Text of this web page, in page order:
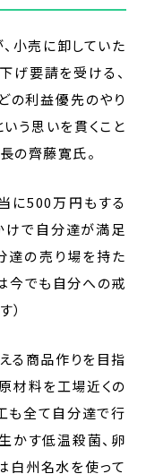
小売に卸していた
げ要請を受ける、
の利益優先のやり
う思いを貫くこと
の齊藤寛氏。
に500万円もする
けで自分達が満足
達の売り場を持た
今でも自分への戒
）
る商品作りを目指
材料を工場近くの
も全て自分達で行
かす低温殺菌、卵
白州名水を使って